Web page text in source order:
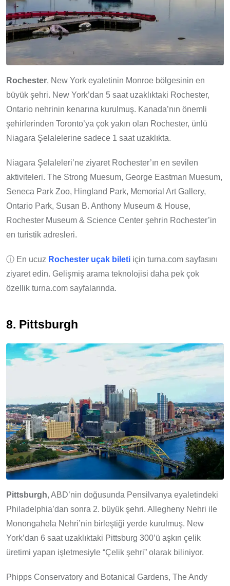
Rochester, New York eyaletinin Monroe bölgesinin en
büyük şehri. New York’dan 5 saat uzaklıktaki Rochester,
Ontario nehrinin kenarına kurulmuş. Kanada’nın önemli
şehirlerinden Toronto’ya çok yakın olan Rochester, ünlü
Niagara Şelalelerine sadece 1 saat uzaklıkta.
Niagara Şelaleleri’ne ziyaret Rochester’ın en sevilen
aktiviteleri. The Strong Muesum, George Eastman Muesum,
Seneca Park Zoo, Hingland Park, Memorial Art Gallery,
Ontario Park, Susan B. Anthony Museum & House,
Rochester Museum & Science Center şehrin Rochester’in
en turistik adresleri.
ⓘ En ucuz Rochester uçak bileti için turna.com sayfasını
ziyaret edin. Gelişmiş arama teknolojisi daha pek çok
özellik turna.com sayfalarında.
8. Pittsburgh
Pittsburgh, ABD’nin doğusunda Pensilvanya eyaletindeki
Philadelphia’dan sonra 2. büyük şehri. Allegheny Nehri ile
Monongahela Nehri’nin birleştiği yerde kurulmuş. New
York’dan 6 saat uzaklıktaki Pittsburg 300’ü aşkın çelik
üretimi yapan işletmesiyle “Çelik şehri” olarak biliniyor.
Phipps Conservatory and Botanical Gardens, The Andy